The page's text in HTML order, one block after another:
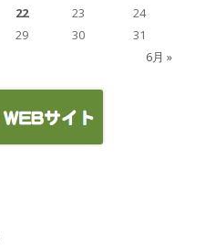
6月 »
22 23
24
29 30 31